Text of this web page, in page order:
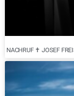
NACHRUF ✝︎ JOSEF